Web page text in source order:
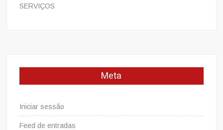
SERVIÇOS
Meta
Iniciar sessão
Feed de entradas